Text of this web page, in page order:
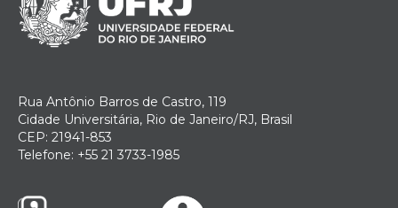
Rua Antônio Barros de Castro, 119
Cidade Universitária, Rio de Janeiro/RJ, Brasil
CEP: 21941-853
Telefone: +55 21 3733-1985